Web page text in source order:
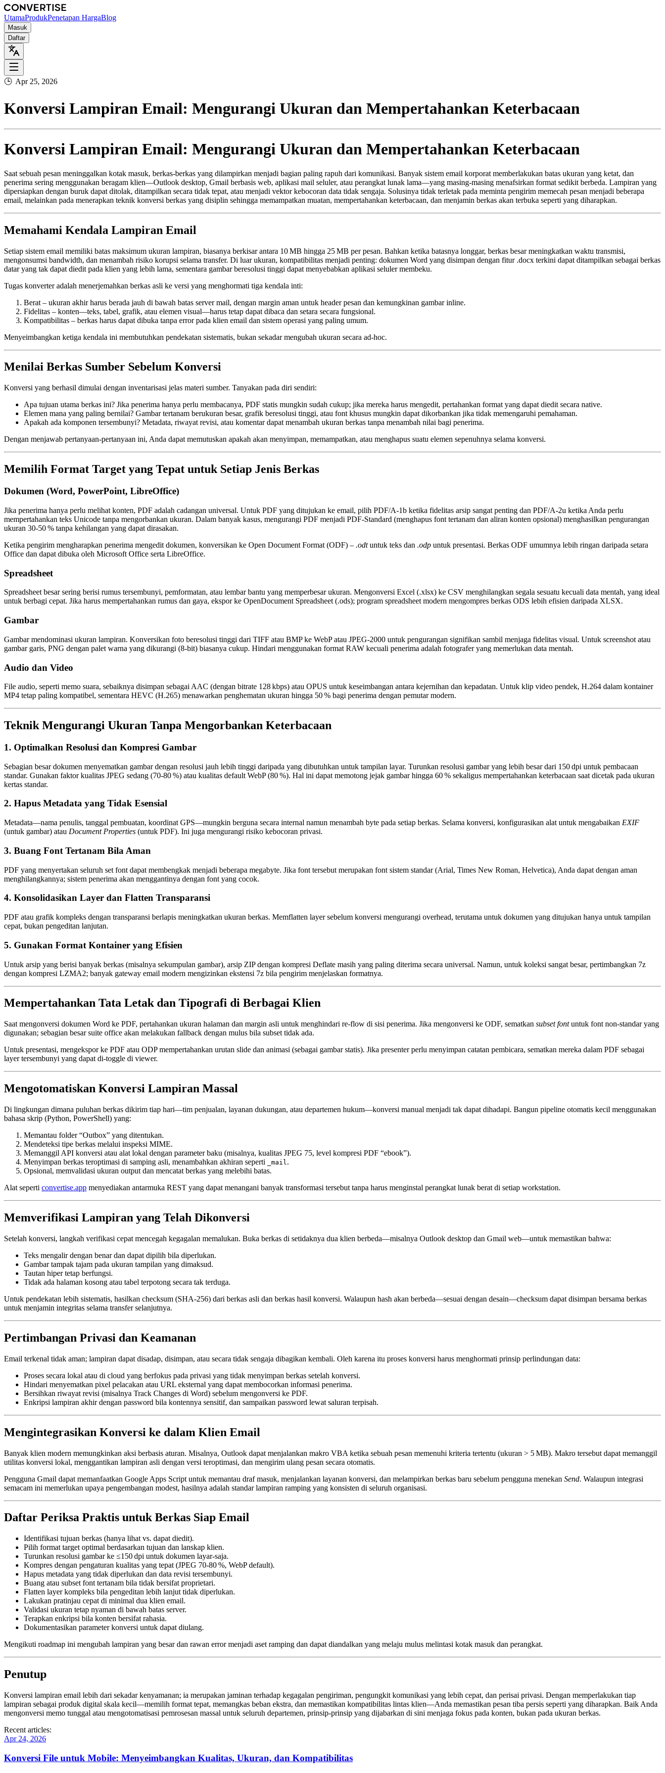
UtamaProdukPenetapan HargaBlog
Masuk
Daftar
🕒 Apr 25, 2026
Konversi Lampiran Email: Mengurangi Ukuran dan Mempertahankan Keterbacaan
Konversi Lampiran Email: Mengurangi Ukuran dan Mempertahankan Keterbacaan
Saat sebuah pesan meninggalkan kotak masuk, berkas‑berkas yang dilampirkan menjadi bagian paling rapuh dari komunikasi. Banyak sistem email korporat memberlakukan batas ukuran yang ketat, dan
penerima sering menggunakan beragam klien—Outlook desktop, Gmail berbasis web, aplikasi mail seluler, atau perangkat lunak lama—yang masing‑masing menafsirkan format sedikit berbeda. Lampiran yang
dipersiapkan dengan buruk dapat ditolak, ditampilkan secara tidak tepat, atau menjadi vektor kebocoran data tidak sengaja. Solusinya tidak terletak pada meminta pengirim memecah pesan menjadi beberapa
email, melainkan pada menerapkan teknik konversi berkas yang disiplin sehingga memampatkan muatan, mempertahankan keterbacaan, dan menjamin berkas akan terbuka seperti yang diharapkan.
Memahami Kendala Lampiran Email
Setiap sistem email memiliki batas maksimum ukuran lampiran, biasanya berkisar antara 10 MB hingga 25 MB per pesan. Bahkan ketika batasnya longgar, berkas besar meningkatkan waktu transmisi,
mengonsumsi bandwidth, dan menambah risiko korupsi selama transfer. Di luar ukuran, kompatibilitas menjadi penting: dokumen Word yang disimpan dengan fitur .docx terkini dapat ditampilkan sebagai berkas
datar yang tak dapat diedit pada klien yang lebih lama, sementara gambar beresolusi tinggi dapat menyebabkan aplikasi seluler membeku.
Tugas konverter adalah menerjemahkan berkas asli ke versi yang menghormati tiga kendala inti:
Berat – ukuran akhir harus berada jauh di bawah batas server mail, dengan margin aman untuk header pesan dan kemungkinan gambar inline.
Fidelitas – konten—teks, tabel, grafik, atau elemen visual—harus tetap dapat dibaca dan setara secara fungsional.
Kompatibilitas – berkas harus dapat dibuka tanpa error pada klien email dan sistem operasi yang paling umum.
Menyeimbangkan ketiga kendala ini membutuhkan pendekatan sistematis, bukan sekadar mengubah ukuran secara ad‑hoc.
Menilai Berkas Sumber Sebelum Konversi
Konversi yang berhasil dimulai dengan inventarisasi jelas materi sumber. Tanyakan pada diri sendiri:
Apa tujuan utama berkas ini? Jika penerima hanya perlu membacanya, PDF statis mungkin sudah cukup; jika mereka harus mengedit, pertahankan format yang dapat diedit secara native.
Elemen mana yang paling bernilai? Gambar tertanam berukuran besar, grafik beresolusi tinggi, atau font khusus mungkin dapat dikorbankan jika tidak memengaruhi pemahaman.
Apakah ada komponen tersembunyi? Metadata, riwayat revisi, atau komentar dapat menambah ukuran berkas tanpa menambah nilai bagi penerima.
Dengan menjawab pertanyaan‑pertanyaan ini, Anda dapat memutuskan apakah akan menyimpan, memampatkan, atau menghapus suatu elemen sepenuhnya selama konversi.
Memilih Format Target yang Tepat untuk Setiap Jenis Berkas
Dokumen (Word, PowerPoint, LibreOffice)
Jika penerima hanya perlu melihat konten, PDF adalah cadangan universal. Untuk PDF yang ditujukan ke email, pilih PDF/A‑1b ketika fidelitas arsip sangat penting dan PDF/A‑2u ketika Anda perlu
mempertahankan teks Unicode tanpa mengorbankan ukuran. Dalam banyak kasus, mengurangi PDF menjadi PDF‑Standard (menghapus font tertanam dan aliran konten opsional) menghasilkan pengurangan
ukuran 30‑50 % tanpa kehilangan yang dapat dirasakan.
Ketika pengirim mengharapkan penerima mengedit dokumen, konversikan ke Open Document Format (ODF) – .odtuntuk teks dan .odp untuk presentasi. Berkas ODF umumnya lebih ringan daripada setara
Office dan dapat dibuka oleh Microsoft Office serta LibreOffice.
Spreadsheet
Spreadsheet besar sering berisi rumus tersembunyi, pemformatan, atau lembar bantu yang memperbesar ukuran. Mengonversi Excel (.xlsx) ke CSV menghilangkan segala sesuatu kecuali data mentah, yang ideal
untuk berbagi cepat. Jika harus mempertahankan rumus dan gaya, ekspor ke OpenDocument Spreadsheet (.ods); program spreadsheet modern mengompres berkas ODS lebih efisien daripada XLSX.
Gambar
Gambar mendominasi ukuran lampiran. Konversikan foto beresolusi tinggi dari TIFF atau BMPke WebPatau JPEG‑2000 untuk pengurangan signifikan sambil menjaga fidelitas visual. Untuk screenshot atau
gambar garis, PNG dengan palet warna yang dikurangi (8‑bit) biasanya cukup. Hindari menggunakan format RAW kecuali penerima adalah fotografer yang memerlukan data mentah.
Audio dan Video
File audio, seperti memo suara, sebaiknya disimpan sebagai AAC (dengan bitrate 128 kbps) atau OPUS untuk keseimbangan antara kejernihan dan kepadatan. Untuk klip video pendek, H.264 dalam kontainer
MP4 tetap paling kompatibel, sementara HEVC (H.265) menawarkan penghematan ukuran hingga 50 % bagi penerima dengan pemutar modern.
Teknik Mengurangi Ukuran Tanpa Mengorbankan Keterbacaan
1. Optimalkan Resolusi dan Kompresi Gambar
Sebagian besar dokumen menyematkan gambar dengan resolusi jauh lebih tinggi daripada yang dibutuhkan untuk tampilan layar. Turunkan resolusi gambar yang lebih besar dari 150 dpi untuk pembacaan
standar. Gunakan faktor kualitas JPEG sedang (70‑80 %) atau kualitas default WebP (80 %). Hal ini dapat memotong jejak gambar hingga 60 % sekaligus mempertahankan keterbacaan saat dicetak pada ukuran
kertas standar.
2. Hapus Metadata yang Tidak Esensial
Metadata—nama penulis, tanggal pembuatan, koordinat GPS—mungkin berguna secara internal namun menambah byte pada setiap berkas. Selama konversi, konfigurasikan alat untuk mengabaikan EXIF
(untuk gambar) atau Document Properties (untuk PDF). Ini juga mengurangi risiko kebocoran privasi.
3. Buang Font Tertanam Bila Aman
PDF yang menyertakan seluruh set font dapat membengkak menjadi beberapa megabyte. Jika font tersebut merupakan font sistem standar (Arial, Times New Roman, Helvetica), Anda dapat dengan aman
menghilangkannya; sistem penerima akan menggantinya dengan font yang cocok.
4. Konsolidasikan Layer dan Flatten Transparansi
PDF atau grafik kompleks dengan transparansi berlapis meningkatkan ukuran berkas. Memflatten layer sebelum konversi mengurangi overhead, terutama untuk dokumen yang ditujukan hanya untuk tampilan
cepat, bukan pengeditan lanjutan.
5. Gunakan Format Kontainer yang Efisien
Untuk arsip yang berisi banyak berkas (misalnya sekumpulan gambar), arsip ZIPdengan kompresi Deflate masih yang paling diterima secara universal. Namun, untuk koleksi sangat besar, pertimbangkan 7z
dengan kompresi LZMA2; banyak gateway email modern mengizinkan ekstensi 7z bila pengirim menjelaskan formatnya.
Mempertahankan Tata Letak dan Tipografi di Berbagai Klien
Saat mengonversi dokumen Word ke PDF, pertahankan ukuran halaman dan margin asli untuk menghindari re‑flow di sisi penerima. Jika mengonversi ke ODF, sematkan subset fontuntuk font non‑standar yang
digunakan; sebagian besar suite office akan melakukan fallback dengan mulus bila subset tidak ada.
Untuk presentasi, mengekspor ke PDF atau ODPmempertahankan urutan slide dan animasi (sebagai gambar statis). Jika presenter perlu menyimpan catatan pembicara, sematkan mereka dalam PDF sebagai
layer tersembunyi yang dapat di‑toggle di viewer.
Mengotomatiskan Konversi Lampiran Massal
Di lingkungan dimana puluhan berkas dikirim tiap hari—tim penjualan, layanan dukungan, atau departemen hukum—konversi manual menjadi tak dapat dihadapi. Bangun pipeline otomatis kecil menggunakan
bahasa skrip (Python, PowerShell) yang:
Memantau folder “Outbox” yang ditentukan.
Mendeteksi tipe berkas melalui inspeksi MIME.
Memanggil API konversi atau alat lokal dengan parameter baku (misalnya, kualitas JPEG 75, level kompresi PDF “ebook”).
Menyimpan berkas teroptimasi di samping asli, menambahkan akhiran seperti
_mail.
Opsional, memvalidasi ukuran output dan mencatat berkas yang melebihi batas.
Alat seperti convertise.app menyediakan antarmuka REST yang dapat menangani banyak transformasi tersebut tanpa harus menginstal perangkat lunak berat di setiap workstation.
Memverifikasi Lampiran yang Telah Dikonversi
Setelah konversi, langkah verifikasi cepat mencegah kegagalan memalukan. Buka berkas di setidaknya dua klien berbeda—misalnya Outlook desktop dan Gmail web—untuk memastikan bahwa:
Teks mengalir dengan benar dan dapat dipilih bila diperlukan.
Gambar tampak tajam pada ukuran tampilan yang dimaksud.
Tautan hiper tetap berfungsi.
Tidak ada halaman kosong atau tabel terpotong secara tak terduga.
Untuk pendekatan lebih sistematis, hasilkan checksum (SHA‑256) dari berkas asli dan berkas hasil konversi. Walaupun hash akan berbeda—sesuai dengan desain—checksum dapat disimpan bersama berkas
untuk menjamin integritas selama transfer selanjutnya.
Pertimbangan Privasi dan Keamanan
Email terkenal tidak aman; lampiran dapat disadap, disimpan, atau secara tidak sengaja dibagikan kembali. Oleh karena itu proses konversi harus menghormati prinsip perlindungan data:
Proses secara lokal atau di cloud yang berfokus pada privasi yang tidak menyimpan berkas setelah konversi.
Hindari menyematkan pixel pelacakan atau URL eksternal yang dapat membocorkan informasi penerima.
Bersihkan riwayat revisi (misalnya Track Changes di Word) sebelum mengonversi ke PDF.
Enkripsi lampiran akhirdengan password bila kontennya sensitif, dan sampaikan password lewat saluran terpisah.
Mengintegrasikan Konversi ke dalam Klien Email
Banyak klien modern memungkinkan aksi berbasis aturan. Misalnya, Outlook dapat menjalankan makro VBA ketika sebuah pesan memenuhi kriteria tertentu (ukuran > 5 MB). Makro tersebut dapat memanggil
utilitas konversi lokal, menggantikan lampiran asli dengan versi teroptimasi, dan mengirim ulang pesan secara otomatis.
Pengguna Gmail dapat memanfaatkan Google Apps Script untuk memantau draf masuk, menjalankan layanan konversi, dan melampirkan berkas baru sebelum pengguna menekan Send. Walaupun integrasi
semacam ini memerlukan upaya pengembangan modest, hasilnya adalah standar lampiran ramping yang konsisten di seluruh organisasi.
Daftar Periksa Praktis untuk Berkas Siap Email
Identifikasi tujuan berkas (hanya lihat vs. dapat diedit).
Pilih format target optimal berdasarkan tujuan dan lanskap klien.
Turunkan resolusi gambarke ≤150 dpi untuk dokumen layar‑saja.
Kompres dengan pengaturan kualitas yang tepat (JPEG 70‑80 %, WebP default).
Hapus metadata yang tidak diperlukan dan data revisi tersembunyi.
Buang atau subset font tertanam bila tidak bersifat proprietari.
Flatten layer kompleks bila pengeditan lebih lanjut tidak diperlukan.
Lakukan pratinjau cepat di minimal dua klien email.
Validasi ukuran tetap nyaman di bawah batas server.
Terapkan enkripsi bila konten bersifat rahasia.
Dokumentasikan parameter konversi untuk dapat diulang.
Mengikuti roadmap ini mengubah lampiran yang besar dan rawan error menjadi aset ramping dan dapat diandalkan yang melaju mulus melintasi kotak masuk dan perangkat.
Penutup
Konversi lampiran email lebih dari sekadar kenyamanan; ia merupakan jaminan terhadap kegagalan pengiriman, pengungkit komunikasi yang lebih cepat, dan perisai privasi. Dengan memperlakukan tiap
lampiran sebagai produk digital skala kecil—memilih format tepat, memangkas beban ekstra, dan memastikan kompatibilitas lintas klien—Anda memastikan pesan tiba persis seperti yang diharapkan. Baik Anda
mengonversi memo tunggal atau mengotomatisasi pemrosesan massal untuk seluruh departemen, prinsip‑prinsip yang dijabarkan di sini menjaga fokus pada konten, bukan pada ukuran berkas.
Recent articles:
Apr 24, 2026
Konversi File untuk Mobile: Menyeimbangkan Kualitas, Ukuran, dan Kompatibilitas